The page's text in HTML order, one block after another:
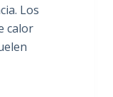
Los
calor